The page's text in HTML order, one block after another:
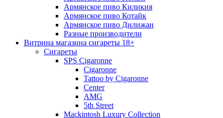
Армянское пиво Киликия
Армянское пиво Котайк
Армянское пиво Дилижан
Разные производители
Витрина магазина сигареты 18+
Cигареты
SPS Cigaronne
Сigaronne
Tattoo by Cigaronne
Center
AMG
5th Street
Mackintosh Luxury Collection